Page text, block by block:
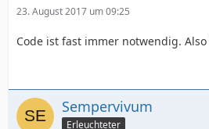
23. August 2017 um 09:25
Code ist fast immer notwendig.
Sempervivum
Erleuchteter